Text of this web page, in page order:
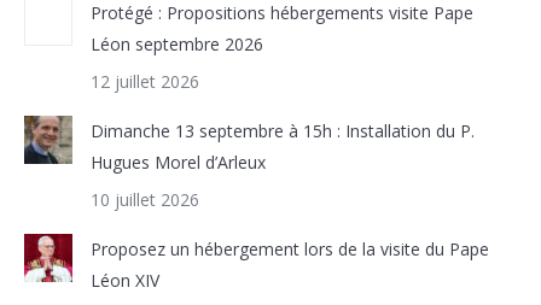
Protégé : Propositions hébergements visite Pape
Léon septembre 2026
12 juillet 2026
Dimanche 13 septembre à 15h : Installation du P.
Hugues Morel d’Arleux
10 juillet 2026
Proposez un hébergement lors de la visite du Pape
Léon XIV